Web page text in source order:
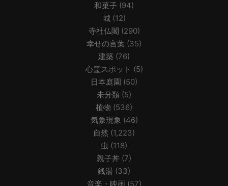
和菓子 (94)
城(12)
寺社仏閣 (290)
幸せの言葉 (35)
建築 (76)
心霊スポット (5)
日本庭園 (50)
未分類 (5)
植物 (536)
気象現象 (46)
自然 (1,223)
虫 (118)
親子丼 (7)
銭湯 (33)
音楽・映画 (57)